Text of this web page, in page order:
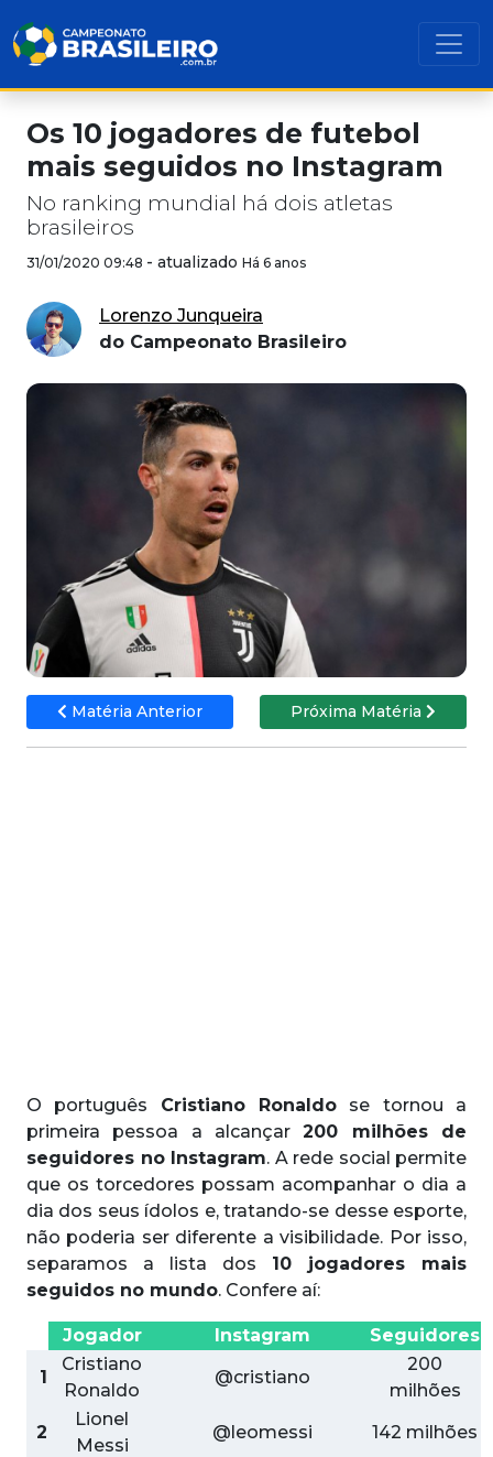
Os 10 jogadores de futebol
mais seguidos no Instagram
No ranking mundial há dois atletas
brasileiros
31/01/2020 09:48 - atualizado Há 6 anos
Lorenzo Junqueira
do Campeonato Brasileiro
Matéria Anterior Próxima Matéria
O português Cristiano Ronaldo se tornou a
primeira pessoa a alcançar200 milhões de
seguidores no Instagram. A rede social permite
que os torcedores possam acompanhar o dia a
dia dos seus ídolos e, tratando-se desse esporte,
não poderia ser diferente a visibilidade. Por isso,
separamos a lista dos 10 jogadores mais
seguidos no mundo. Confere aí:
Jogador Instagram
Seguidores
1
Cristiano
Ronaldo
@cristiano
200
milhões
2
Lionel
Messi
@leomessi
142 milhões